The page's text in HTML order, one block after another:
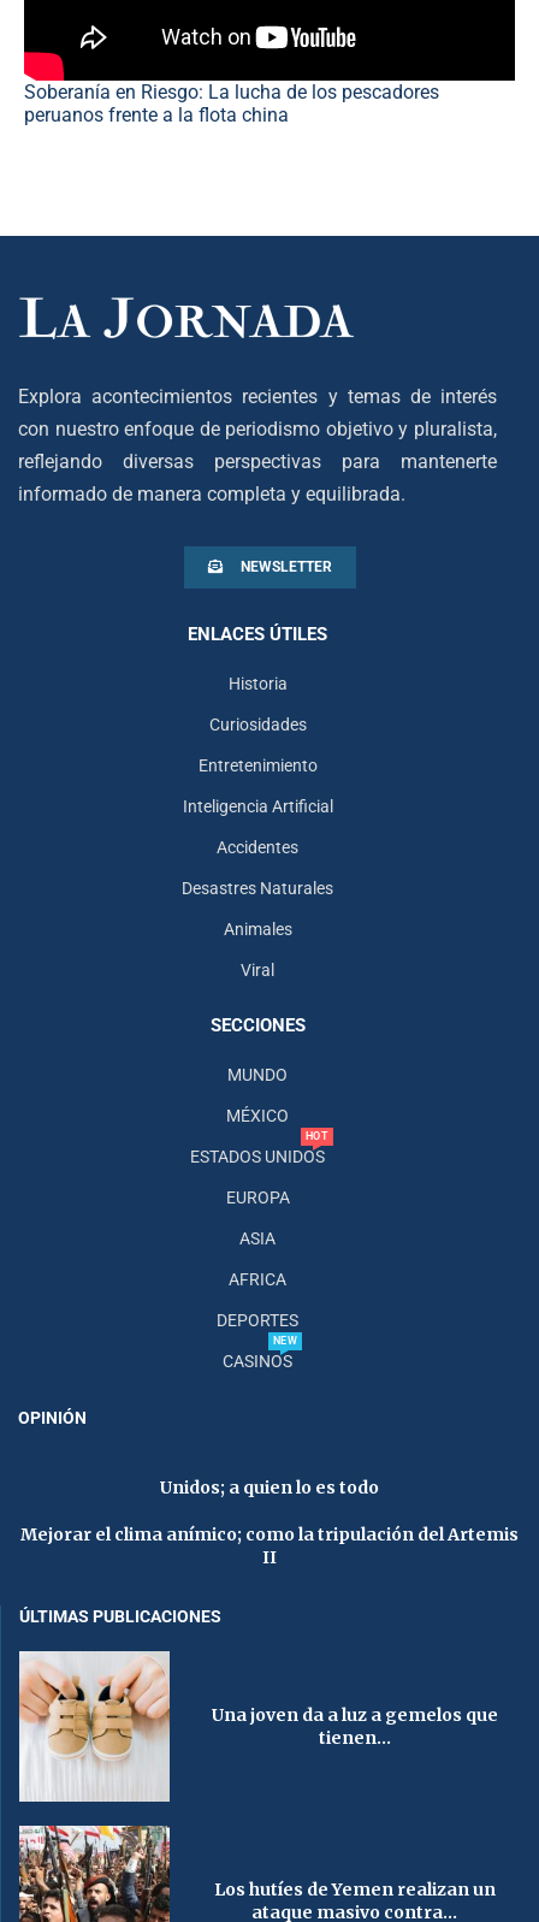
Soberanía en Riesgo: La lucha de los pescadores
peruanos frente a la flota china
Explora acontecimientos recientes y temas de interés
con nuestro enfoque de periodismo objetivo y pluralista,
reflejando diversas perspectivas para mantenerte
informado de manera completa y equilibrada.
NEWSLETTER
ENLACES ÚTILES
Historia
Curiosidades
Entretenimiento
Inteligencia Artificial
Accidentes
Desastres Naturales
Animales
Viral
SECCIONES
MUNDO
MÉXICO
ESTADOS UNIDOS
HOT
EUROPA
ASIA
AFRICA
DEPORTES
CASINOS
NEW
OPINIÓN
Unidos; a quien lo es todo
Mejorar el clima anímico; como la tripulación del Artemis
II
ÚLTIMAS PUBLICACIONES
Una joven da a luz a gemelos que
tienen...
Los hutíes de Yemen realizan un
ataque masivo contra...